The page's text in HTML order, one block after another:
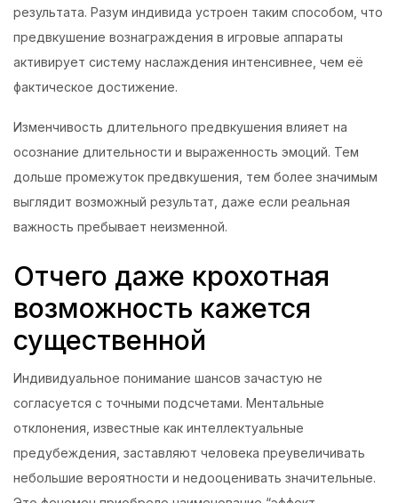
результата. Разум индивида устроен таким способом, что
предвкушение вознаграждения в игровые аппараты
активирует систему наслаждения интенсивнее, чем её
фактическое достижение.
Изменчивость длительного предвкушения влияет на
осознание длительности и выраженность эмоций. Тем
дольше промежуток предвкушения, тем более значимым
выглядит возможный результат, даже если реальная
важность пребывает неизменной.
Отчего даже крохотная
возможность кажется
существенной
Индивидуальное понимание шансов зачастую не
согласуется с точными подсчетами. Ментальные
отклонения, известные как интеллектуальные
предубеждения, заставляют человека преувеличивать
небольшие вероятности и недооценивать значительные.